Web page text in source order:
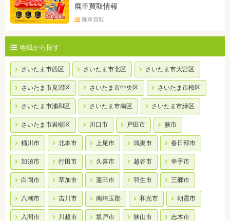
廃車買取情報
廃車買取
地域から探す
さいたま市西区 さいたま市北区 さいたま市大宮区
さいたま市見沼区 さいたま市中央区 さいたま市桜区
さいたま市浦和区 さいたま市南区 さいたま市緑区
さいたま市岩槻区 川口市 戸田市 蕨市
桶川市 北本市 上尾市 鴻巣市 春日部市
加須市 行田市 久喜市 越谷市 幸手市
白岡市 草加市 蓮田市 羽生市 三郷市
八潮市 吉川市 南埼玉郡 和光市 朝霞市
入間市 川越市 坂戸市 狭山市 志木市